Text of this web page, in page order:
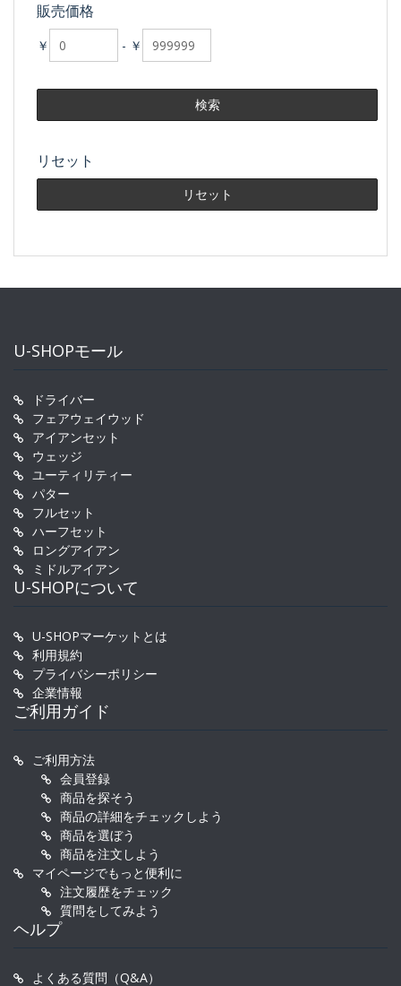
販売価格
￥ - ￥
リセット
U-SHOPモール
ドライバー
フェアウェイウッド
アイアンセット
ウェッジ
ユーティリティー
パター
フルセット
ハーフセット
ロングアイアン
ミドルアイアン
U-SHOPについて
U-SHOPマーケットとは
利用規約
プライバシーポリシー
企業情報
ご利用ガイド
ご利用方法
会員登録
商品を探そう
商品の詳細をチェックしよう
商品を選ぼう
商品を注文しよう
マイページでもっと便利に
注文履歴をチェック
質問をしてみよう
ヘルプ
よくある質問（Q&A）